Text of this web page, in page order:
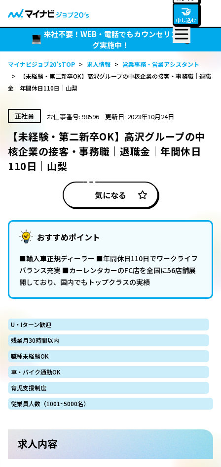
🤝
申し込む
来社不要！WEB・電話でもカウンセリン
グ実施中！
マイナビジョブ20’sTOP > 求人情報 > 営業事務・営業アシスタント
>
【未経験・第二新卒OK】高沢グループの中核企業の接客・事務職｜退職
金｜年間休日110日｜山梨
正社員 お仕事番号: 98596 更新日: 2023年10月24日
【未経験・第二新卒OK】高沢グループの中
核企業の接客・事務職｜退職金｜年間休日
110日｜山梨
気になる
おすすめポイント
■輸入車正規ディーラー ■年間休日110日でワークライフ
バランス充実 ■カーレンタカーのFC店を全国に56店舗展
開しており、国内でもトップクラスの実績
U・Iターン歓迎
残業月30時間以内
職種未経験OK
車・バイク通勤OK
育児支援制度
従業員人数（1001~5000名）
求人内容